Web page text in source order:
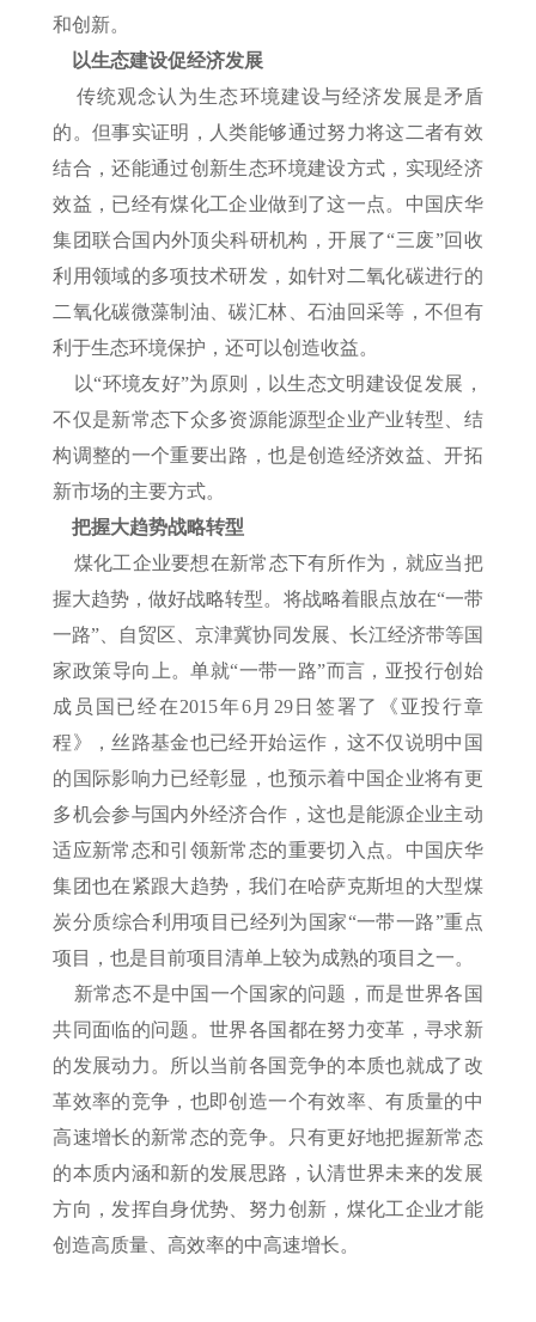
和创新。
以生态建设促经济发展
传统观念认为生态环境建设与经济发展是矛盾
的。但事实证明，人类能够通过努力将这二者有效
结合，还能通过创新生态环境建设方式，实现经济
效益，已经有煤化工企业做到了这一点。中国庆华
集团联合国内外顶尖科研机构，开展了“三废”回收
利用领域的多项技术研发，如针对二氧化碳进行的
二氧化碳微藻制油、碳汇林、石油回采等，不但有
利于生态环境保护，还可以创造收益。
以“环境友好”为原则，以生态文明建设促发展，
不仅是新常态下众多资源能源型企业产业转型、结
构调整的一个重要出路，也是创造经济效益、开拓
新市场的主要方式。
把握大趋势战略转型
煤化工企业要想在新常态下有所作为，就应当把
握大趋势，做好战略转型。将战略着眼点放在“一带
一路”、自贸区、京津冀协同发展、长江经济带等国
家政策导向上。单就“一带一路”而言，亚投行创始
成员国已经在2015年6月29日签署了《亚投行章
程》，丝路基金也已经开始运作，这不仅说明中国
的国际影响力已经彰显，也预示着中国企业将有更
多机会参与国内外经济合作，这也是能源企业主动
适应新常态和引领新常态的重要切入点。中国庆华
集团也在紧跟大趋势，我们在哈萨克斯坦的大型煤
炭分质综合利用项目已经列为国家“一带一路”重点
项目，也是目前项目清单上较为成熟的项目之一。
新常态不是中国一个国家的问题，而是世界各国
共同面临的问题。世界各国都在努力变革，寻求新
的发展动力。所以当前各国竞争的本质也就成了改
革效率的竞争，也即创造一个有效率、有质量的中
高速增长的新常态的竞争。只有更好地把握新常态
的本质内涵和新的发展思路，认清世界未来的发展
方向，发挥自身优势、努力创新，煤化工企业才能
创造高质量、高效率的中高速增长。